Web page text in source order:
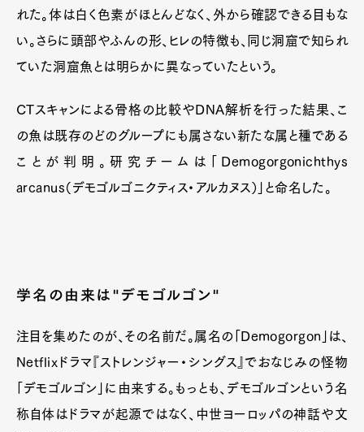
Official Columnist
About
Contact
Pen Meet
れた。体は白く色素がほとんどなく、外から確認できる目もな
い。さらに頭部やふんの形、ヒレの特徴も、同じ洞窟で知られ
ていた洞窟魚とは明らかに異なっていたという。
CTスキャンによる骨格の比較やDNA解析を行った結果、こ
の魚は既存のどのグループにも属さない新たな属と種である
ことが判明。研究チームは「Demogorgonichthys
arcanus（デモゴルゴニクティス・アルカヌス）」と命名した。
学名の由来は"デモゴルゴン"
注目を集めたのが、その名前だ。属名の「Demogorgon」は、
Netflixドラマ『ストレンジャー・シングス』でおなじみの怪物
「デモゴルゴン」に由来する。もっとも、デモゴルゴンという名
称自体はドラマが起源ではなく、中世ヨーロッパの神話や文